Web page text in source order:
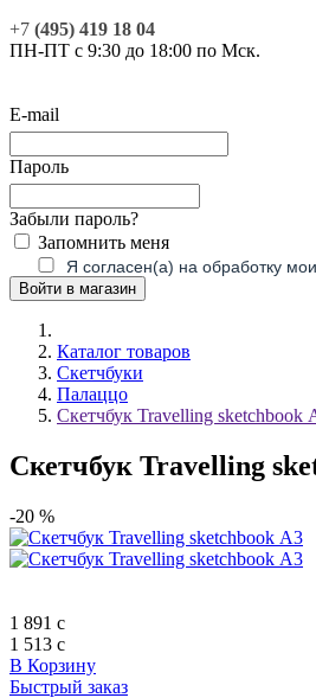
+7 (495) 419 18 04
ПН-ПТ с 9:30 до 18:00 по Мск.
E-mail
Пароль
Забыли пароль?
Запомнить меня
Я согласен(а) на обработку
Каталог товаров
Скетчбуки
Палаццо
Скетчбук Travelling sketchbook
Скетчбук Travelling
-20 %
1 891 c
1 513 c
В Корзину
Быстрый заказ